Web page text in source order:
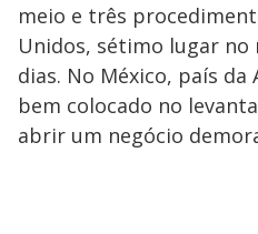
meio e três
Unidos, sétimo lugar no
dias. No México, país
bem colocado no
abrir um negócio